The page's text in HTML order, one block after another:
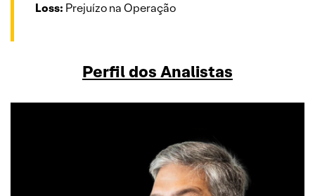
Loss: Prejuízo na Operação
Perfil dos Analistas